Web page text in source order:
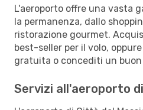
L'aeroporto offre una vasta
la permanenza, dallo
ristorazione gourmet.
best-seller per il volo,
gratuita o concediti un
Servizi all'aeroporto